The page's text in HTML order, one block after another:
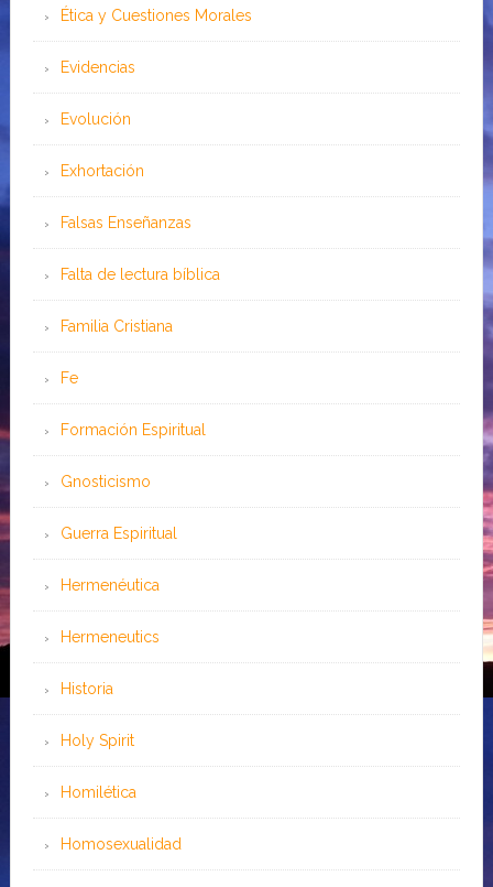
Ética y Cuestiones Morales
Evidencias
Evolución
Exhortación
Falsas Enseñanzas
Falta de lectura bíblica
Familia Cristiana
Fe
Formación Espiritual
Gnosticismo
Guerra Espiritual
Hermenéutica
Hermeneutics
Historia
Holy Spirit
Homilética
Homosexualidad